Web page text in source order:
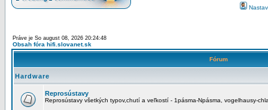
Práve je So august 08, 2026 20:24:48
Obsah fóra hifi.slovanet.sk
Fórum
Hardware
Reprosústavy
Reprosústavy všetkých typov,chutí a veľkostí - 1pásma-Npásma, vogelhausy-